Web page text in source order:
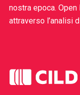
nostra epoca.
attraverso l’analisi